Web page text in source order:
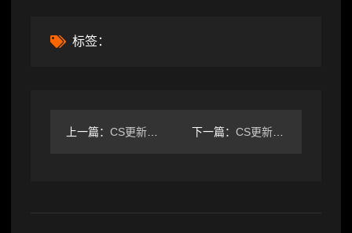
标签：
上一篇： CS更新0513：地图版本更新、UI音效重置 下一篇： CS更新0508：新社区地图、每周任务公布